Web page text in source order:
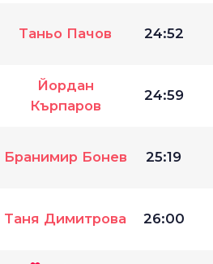
Таньо Пачов 24:52
Йордан
Кърпаров
24:59
Бранимир Бонев 25:19
Таня Димитрова 26:00